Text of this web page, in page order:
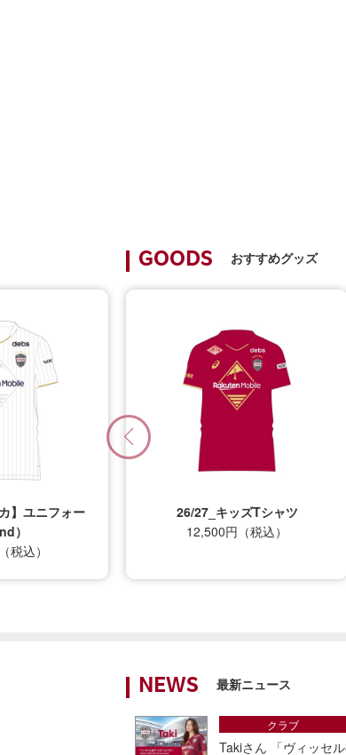
GOODS おすすめグッズ
】ユニフォー
）
税込）
26/27_キッズTシャツ
12,500円（税込）
NEWS 最新ニュース
Takiさん 「ヴィッセ
クラブ